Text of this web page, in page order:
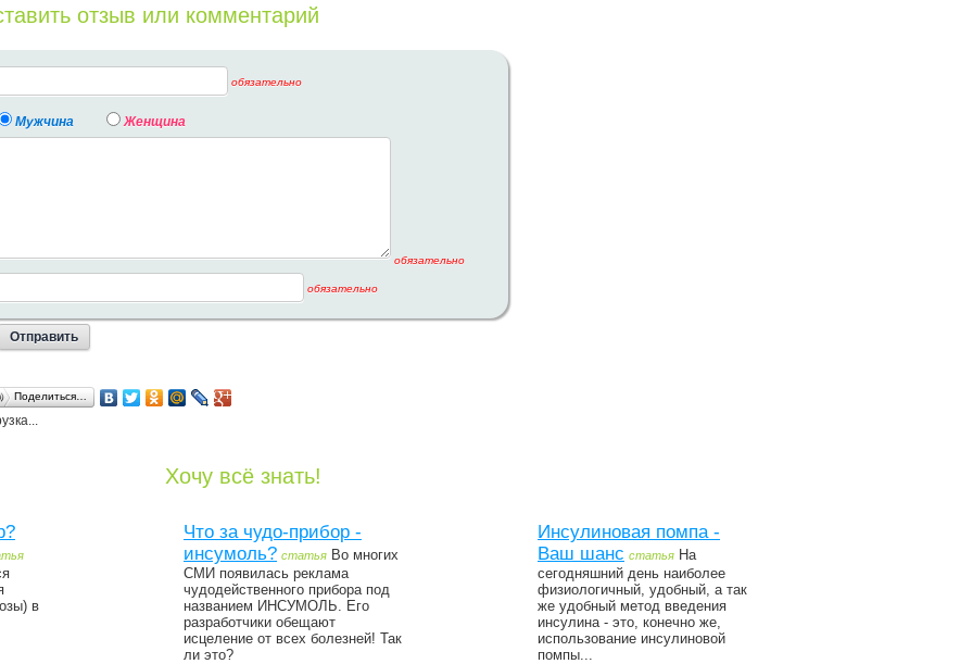
отзыв или комментарий
обязательно
Мужчина Женщина
обязательно
обязательно
Поделиться…
Хочу всё знать!
в
Что за чудо-прибор -
инсумоль? статья Во многих
СМИ появилась реклама
чудодейственного прибора под
названием ИНСУМОЛЬ. Его
разработчики обещают
исцеление от всех болезней! Так
ли это?
Инсулиновая помпа -
Ваш шанс статья На
сегодняшний день наиболее
физиологичный, удобный, а так
же удобный метод введения
инсулина - это, конечно же,
использование инсулиновой
помпы...